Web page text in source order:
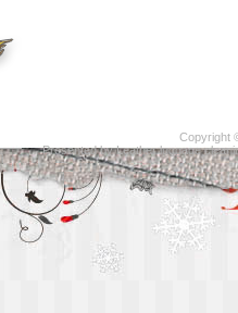
Copyright
Presented byLeather luggage